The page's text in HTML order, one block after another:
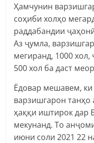
Ҳамчунин
соҳиби холҳо
раддабандии
Аз ҷумла,
мегиранд, 1000
500 хол ба даст
Ёдовар мешавем,
варзишгарон
ҳаққи иштирок дар
мекунанд. То
июни соли 2021 22